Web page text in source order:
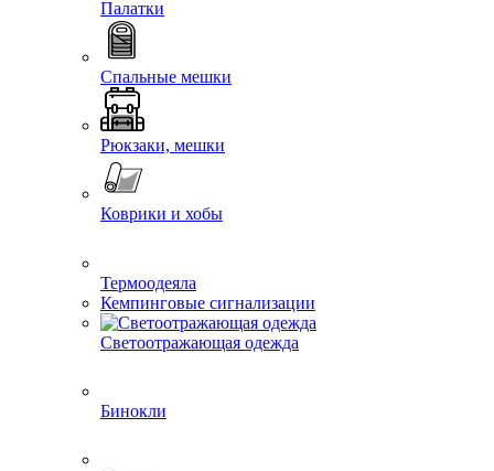
Палатки
Спальные мешки
Рюкзаки, мешки
Коврики и хобы
Термоодеяла
Кемпинговые сигнализации
Светоотражающая одежда
Бинокли